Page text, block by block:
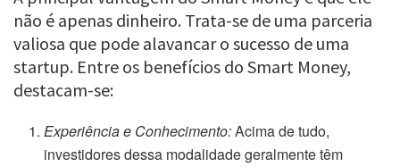
não é apenas dinheiro. Trata-se de uma parceria
valiosa que pode alavancar o sucesso de uma
startup. Entre os benefícios do Smart Money,
destacam-se:
Experiência e Conhecimento:Acima de tudo,
investidores dessa modalidade geralmente têm